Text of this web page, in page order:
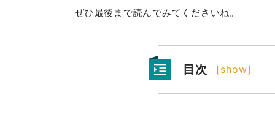
ぜひ最後まで読んでみてくださいね。
目次 [show]